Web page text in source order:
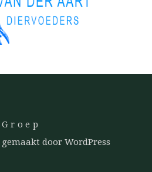
door WordPress